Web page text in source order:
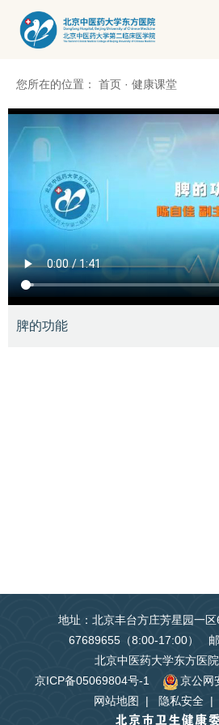
您所在的位置： 首页 · 健康课堂
脾的功能
地址：北京丰台方庄芳星园一
67689655（8:00-17:00）
北京中医药大学东方医
京ICP备05069804号-1
京公网
网站地图
| 隐私安全 |